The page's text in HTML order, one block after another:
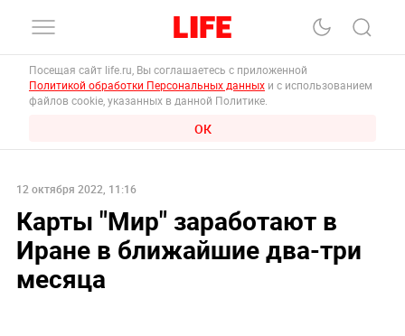
Посещая сайт life.ru, Вы соглашаетесь с приложенной
Политикой обработки Персональных данных и с использованием
файлов cookie, указанных в данной Политике.
ОК
12 октября 2022, 11:16
Карты "Мир" заработают в
Иране в ближайшие два-три
месяца